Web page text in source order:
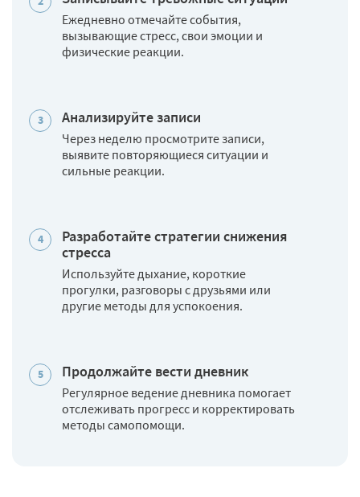
Ежедневно отмечайте события,
вызывающие стресс, свои эмоции и
физические реакции.
Анализируйте записи
Через неделю просмотрите записи,
выявите повторяющиеся ситуации и
сильные реакции.
Разработайте стратегии снижения
стресса
Используйте дыхание, короткие
прогулки, разговоры с друзьями или
другие методы для успокоения.
Продолжайте вести дневник
Регулярное ведение дневника помогает
отслеживать прогресс и корректировать
методы самопомощи.